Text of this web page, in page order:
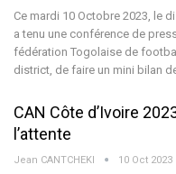
Ce mardi 10 Octobre 2023, le
a tenu une conférence de
fédération Togolaise de
district, de faire un mini bilan de
CAN Côte d’Ivoire
l’attente
Jean CANTCHEKI 10 Oct 2023